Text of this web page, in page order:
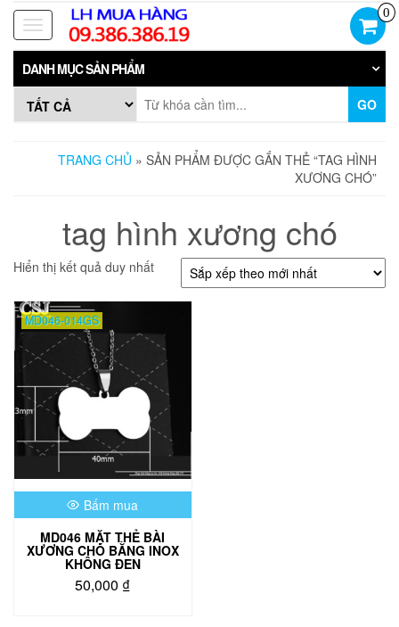
Skip
the
content
Toggle
navigation
0
DANH MỤC SẢN PHẨM
GO
TRANG CHỦ » SẢN PHẨM ĐƯỢC GẮN THẺ “TAG HÌNH
XƯƠNG CHÓ”
tag hình xương chó
Hiển thị kết quả duy nhất
MD046-014GS
Bấm mua
MD046 MẶT THẺ BÀI
XƯƠNG CHÓ BẰNG INOX
KHÔNG ĐEN
50,000 ₫